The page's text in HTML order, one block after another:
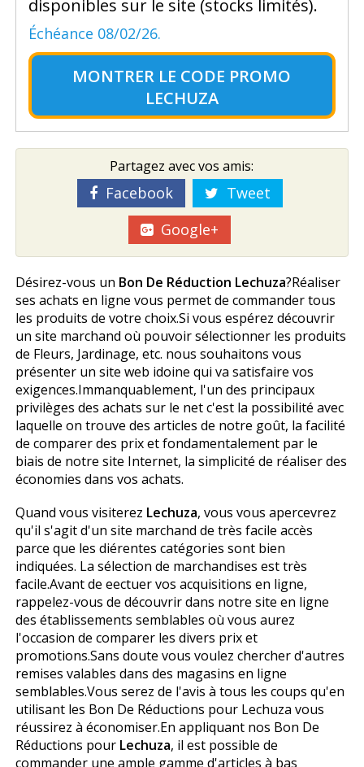
disponibles sur le site (stocks limités).
Échéance 08/02/26.
MONTRER LE CODE PROMO
LECHUZA
Partagez avec vos amis:
Facebook
Tweet
Google+
Désirez-vous un Bon De Réduction Lechuza?Réaliser
ses achats en ligne vous permet de commander tous
les produits de votre choix.Si vous espérez découvrir
un site marchand où pouvoir sélectionner les produits
de Fleurs, Jardinage, etc. nous souhaitons vous
présenter un site web idoine qui va satisfaire vos
exigences.Immanquablement, l'un des principaux
privilèges des achats sur le net c'est la possibilité avec
laquelle on trouve des articles de notre goût, la facilité
de comparer des prix et fondamentalement par le
biais de notre site Internet, la simplicité de réaliser des
économies dans vos achats.
Quand vous visiterez Lechuza, vous vous apercevrez
qu'il s'agit d'un site marchand de très facile accès
parce que les différentes catégories sont bien
indiquées. La sélection de marchandises est très
facile.Avant de effectuer vos acquisitions en ligne,
rappelez-vous de découvrir dans notre site en ligne
des établissements semblables où vous aurez
l'occasion de comparer les divers prix et
promotions.Sans doute vous voulez chercher d'autres
remises valables dans des magasins en ligne
semblables.Vous serez de l'avis à tous les coups qu'en
utilisant les Bon De Réductions pour Lechuza vous
réussirez à économiser.En appliquant nos Bon De
Réductions pour Lechuza, il est possible de
commander une ample gamme d'articles à bas